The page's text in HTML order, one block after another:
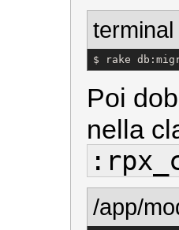
terminal
$ rake
Poi
nella
/app/